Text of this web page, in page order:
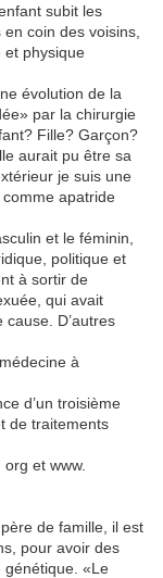
subit les
coin des voisins,
et physique
évolution de la
par la chirurgie
Fille? Garçon?
aurait pu être sa
je suis une
comme apatride
et le féminin,
politique et
à sortir de
qui avait
D’autres
à
d’un troisième
de traitements
et www.
de famille, il est
pour avoir des
génétique. «Le